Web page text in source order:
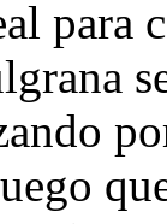
para